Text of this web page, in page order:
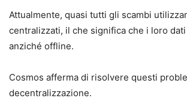
Attualmente, quasi tutti gli scambi
centralizzati, il che significa che i loro
anziché offline.
Cosmos afferma di risolvere questi
decentralizzazione.